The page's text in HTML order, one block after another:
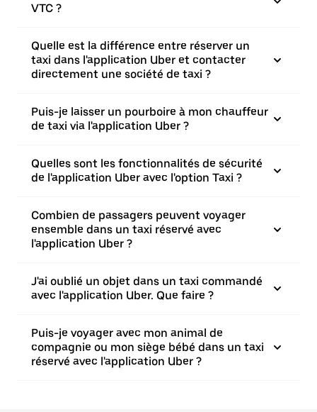
VTC ?
Quelle est la différence entre réserver un
taxi dans l'application Uber et contacter
directement une société de taxi ?
Puis-je laisser un pourboire à mon chauffeur
de taxi via l'application Uber ?
Quelles sont les fonctionnalités de sécurité
de l'application Uber avec l'option Taxi ?
Combien de passagers peuvent voyager
ensemble dans un taxi réservé avec
l'application Uber ?
J'ai oublié un objet dans un taxi commandé
avec l'application Uber. Que faire ?
Puis-je voyager avec mon animal de
compagnie ou mon siège bébé dans un taxi
réservé avec l'application Uber ?